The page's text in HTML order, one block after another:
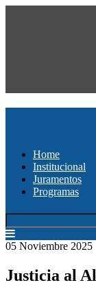
Home
Institucional
Juramentos
Programas
05 Noviembre 2025
Justicia al